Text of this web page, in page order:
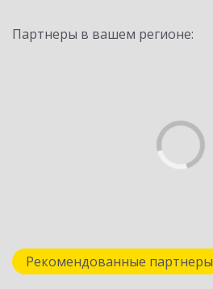
Партнеры в вашем регионе:
Рекомендованные партнеры